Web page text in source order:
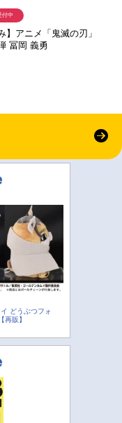
】アニメ「鬼滅の刃」
冨岡 義勇
付中
どうぶつフォ
再販】